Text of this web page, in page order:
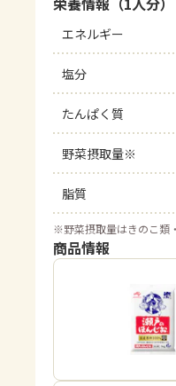
エネルギー
塩分
たんぱく質
野菜摂取量※
脂質
※野菜摂取量はきのこ類
商品情報
「瀬
商